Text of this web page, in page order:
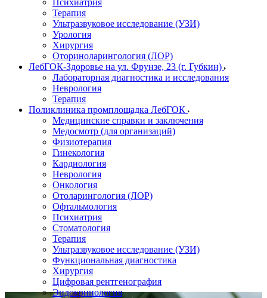
Психиатрия
Терапия
Ультразвуковое исследование (УЗИ)
Урология
Хирургия
Оториноларингология (ЛОР)
ЛебГОК-Здоровье на ул. Фрунзе, 23 (г. Губкин)
Лабораторная диагностика и исследования
Неврология
Терапия
Поликлиника промплощадка ЛебГОК
Медицинские справки и заключения
Медосмотр (для организаций)
Физиотерапия
Гинекология
Кардиология
Неврология
Онкология
Отоларингология (ЛОР)
Офтальмология
Психиатрия
Стоматология
Терапия
Ультразвуковое исследование (УЗИ)
Функциональная диагностика
Хирургия
Цифровая рентгенография
Эндокринология